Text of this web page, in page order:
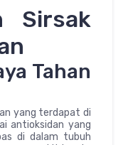
Sirsak
Tahan
yang terdapat di
antioksidan yang
di dalam tubuh